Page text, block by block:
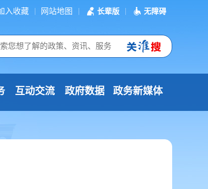
入收藏 网站地图 长辈版 无障碍
互动交流 政府数据 政务新媒体